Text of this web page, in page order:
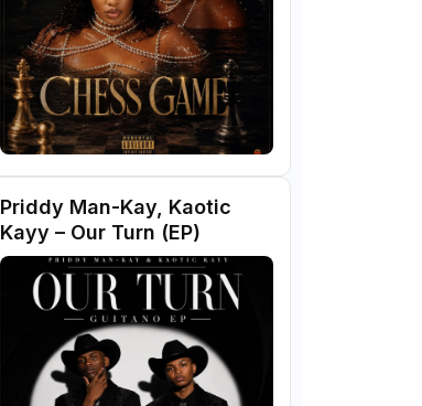
Priddy Man-Kay, Kaotic
Kayy – Our Turn (EP)